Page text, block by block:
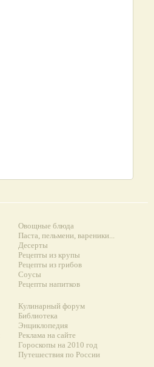
Овощные блюда
Паста, пельмени, вареники...
Десерты
Рецепты из крупы
Рецепты из грибов
Соусы
Рецепты напитков
Кулинарный форум
Библиотека
Энциклопедия
Реклама на сайте
Гороскопы на 2010 год
Путешествия по России